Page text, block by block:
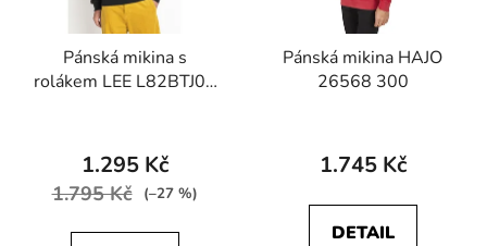
Pánská mikina s
rolákem LEE L82BTJ01
1.295 Kč
1.795 Kč (–27 %)
Pánská mikina HAJO
26568 300
1.745 Kč
DETAIL